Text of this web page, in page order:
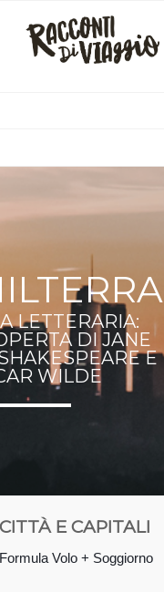
LETTERARIA:
DI JANE
E
WILDE
CITTÀ E CAPITALI
Formula Volo + Soggiorno